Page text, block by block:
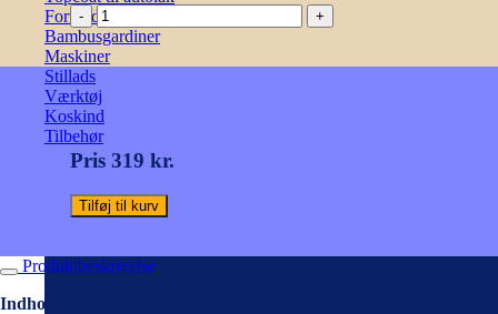
Fortynder & hæder til autolak
Bambusgardiner
Maskiner
Stillads
Værktøj
Koskind
Tilbehør
SPARKLY
GLIMMER
-
ROSA
antal
Pris 319 kr.
Tilføj til kurv
Produktbeskrivelse
Indhold: 110 gram